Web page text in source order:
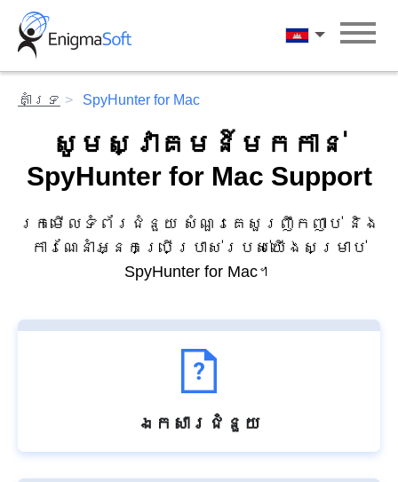
Skip
content
ភាសាខ្មែរ
គាំទ្រ SpyHunter for Mac
សូមស្វាគមន៍មកកាន់
SpyHunter for Mac Support
រកមើលទំព័រជំនួយ សំណួរគេសួរញឹកញាប់ និង
ការណែនាំអ្នកប្រើប្រាស់របស់យើងសម្រាប់
SpyHunter for Mac។
ឯកសារជំនួយ